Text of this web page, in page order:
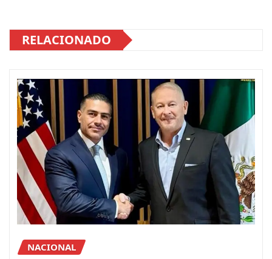
RELACIONADO
NACIONAL